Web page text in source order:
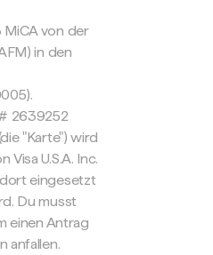
MiCA von der
in den
# 2639252
"Karte") wird
Visa U.S.A. Inc.
eingesetzt
Du musst
einen Antrag
anfallen.